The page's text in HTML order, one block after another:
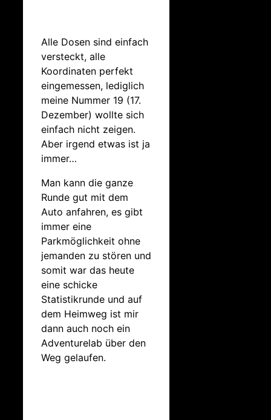
Alle Dosen sind einfach
versteckt, alle
Koordinaten perfekt
eingemessen, lediglich
meine Nummer 19 (17.
Dezember) wollte sich
einfach nicht zeigen.
Aber irgend etwas ist ja
immer…
Man kann die ganze
Runde gut mit dem
Auto anfahren, es gibt
immer eine
Parkmöglichkeit ohne
jemanden zu stören und
somit war das heute
eine schicke
Statistikrunde und auf
dem Heimweg ist mir
dann auch noch ein
Adventurelab über den
Weg gelaufen.